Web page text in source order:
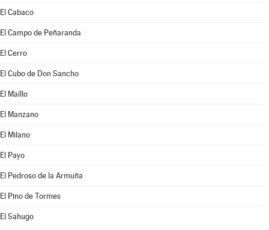
El Cabaco
El Campo de Peñaranda
El Cerro
El Cubo de Don Sancho
El Maíllo
El Manzano
El Milano
El Payo
El Pedroso de la Armuña
El Pino de Tormes
El Sahugo